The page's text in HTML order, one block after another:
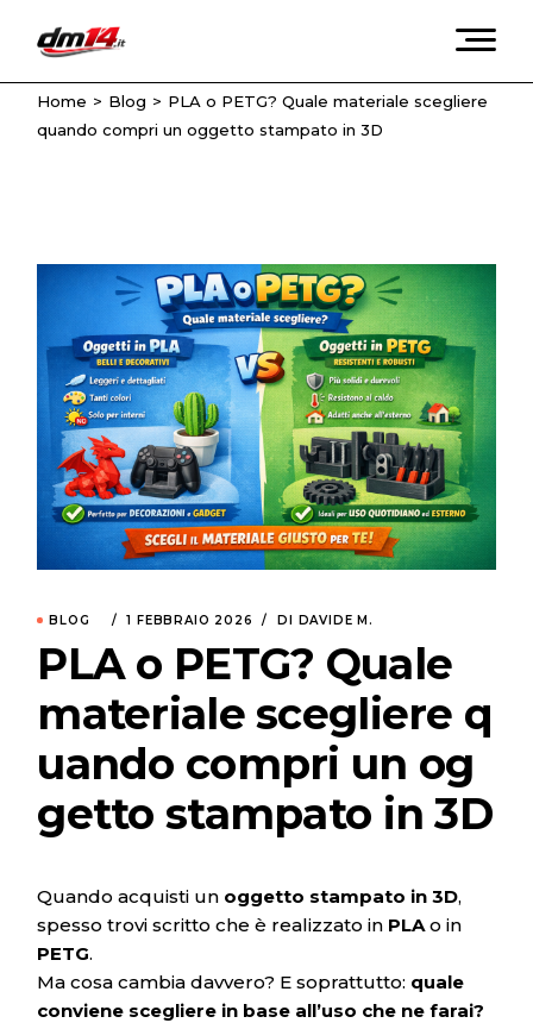
content
Home Blog
PLA o PETG? Quale materiale scegliere
quando compri un oggetto stampato in 3D
BLOG 1 FEBBRAIO 2026 DI DAVIDE M.
PLA o PETG? Quale
materiale scegliere q
uando compri un og
getto stampato in 3D
Quando acquisti un oggetto stampato in 3D,
spesso trovi scritto che è realizzato in PLAo in
PETG.
Ma cosa cambia davvero? E soprattutto: quale
conviene scegliere in base all’uso che ne farai?